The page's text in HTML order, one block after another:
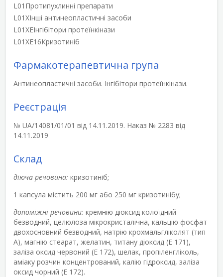
L01 Протипухлинні препарати
L01XІнші антинеопластичні засоби
L01XEІнгібітори протеїнкінази
L01XE16Кризотиніб
Фармакотерапевтична група
Антинеопластичні засоби. Інгібітори протеїнкінази.
Реєстрація
№ UA/14081/01/01 від 14.11.2019. Наказ № 2283 від
14.11.2019
Склад
діюча речовина: кризотиніб;
1 капсула містить 200 мг або 250 мг кризотинібу;
допоміжні речовини: кремнію діоксид колоїдний
безводний, целюлоза мікрокристалічна, кальцію фосфат
двохосновний безводний, натрію крохмальгліколят (тип
А), магнію стеарат, желатин, титану діоксид (Е 171),
заліза оксид червоний (Е 172), шелак, пропіленгліколь,
аміаку розчин концентрований, калію гідроксид, заліза
оксид чорний (Е 172).